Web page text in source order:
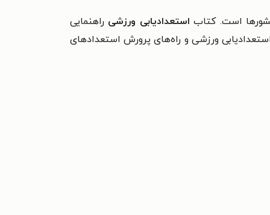
است. کتاب استعدادیابی ورزشی راهنمایی
ورزشی و راه‌های پرورش استعدادهای